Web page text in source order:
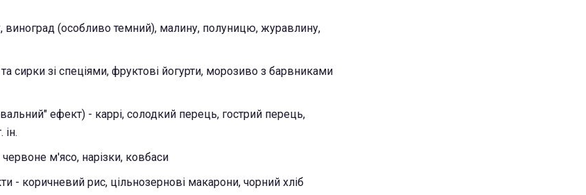
виноград (особливо темний), малину, полуницю, журавлину,
сирки зі спеціями, фруктові йогурти, морозиво з барвниками
ефект) - каррі, солодкий перець, гострий перець,
ін.
м'ясо, нарізки, ковбаси
- коричневий рис, цільнозернові макарони, чорний хліб